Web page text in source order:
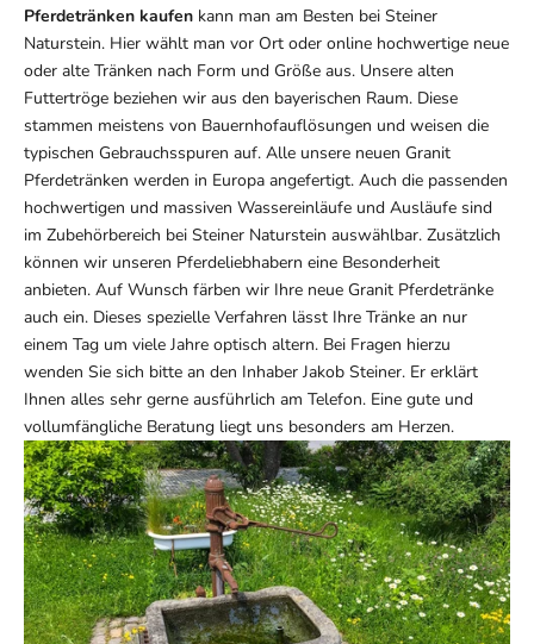
Pferdetränken kaufen kann man am Besten bei Steiner
Naturstein. Hier wählt man vor Ort oder online hochwertige neue
oder alte Tränken nach Form und Größe aus. Unsere alten
Futtertröge beziehen wir aus den bayerischen Raum. Diese
stammen meistens von Bauernhofauflösungen und weisen die
typischen Gebrauchsspuren auf. Alle unsere neuen Granit
Pferdetränken werden in Europa angefertigt. Auch die passenden
hochwertigen und massiven Wassereinläufe und Ausläufe sind
im Zubehörbereich bei Steiner Naturstein auswählbar. Zusätzlich
können wir unseren Pferdeliebhabern eine Besonderheit
anbieten. Auf Wunsch färben wir Ihre neue Granit Pferdetränke
auch ein. Dieses spezielle Verfahren lässt Ihre Tränke an nur
einem Tag um viele Jahre optisch altern. Bei Fragen hierzu
wenden Sie sich bitte an den Inhaber Jakob Steiner. Er erklärt
Ihnen alles sehr gerne ausführlich am Telefon. Eine gute und
vollumfängliche Beratung liegt uns besonders am Herzen.